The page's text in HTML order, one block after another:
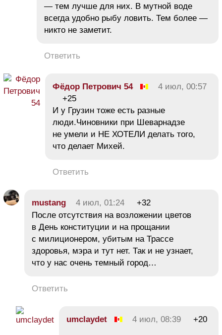
— тем лучше для них. В мутной воде
всегда удобно рыбу ловить. Тем более —
никто не заметит.
Ответить
Фёдор Петрович 54
4 июл, 00:57
+25
И у Грузин тоже есть разные
люди.Чиновники при Шеварнадзе
не умели и НЕ ХОТЕЛИ делать того,
что делает Михей.
Ответить
mustang 4 июл, 01:24
+32
После отсутствия на возложении цветов
в День конституции и на прощании
с милиционером, убитым на Трассе
здоровья, мэра и тут нет. Так и не узнает,
что у нас очень темный город…
Ответить
umclaydet 4 июл, 08:39 +20